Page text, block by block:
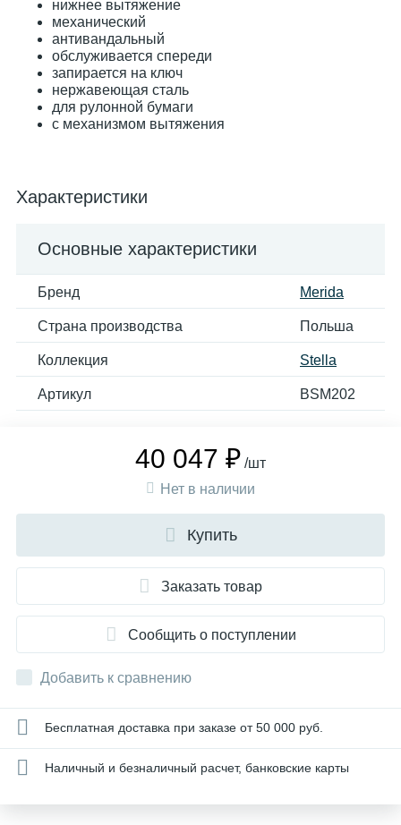
нижнее вытяжение
механический
антивандальный
обслуживается спереди
запирается на ключ
нержавеющая сталь
для рулонной бумаги
с механизмом вытяжения
Характеристики
Основные характеристики
Бренд Merida
Страна производства Польша
Коллекция Stella
Артикул BSM202
40 047 ₽ /шт
Нет в наличии
Купить
Заказать товар
Сообщить о поступлении
Добавить к сравнению
Бесплатная доставка при заказе от 50 000 руб.
Наличный и безналичный расчет, банковские карты